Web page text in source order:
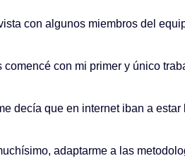
con algunos miembros del
comencé con mi primer y único
decía que en internet iban a
adaptarme a las